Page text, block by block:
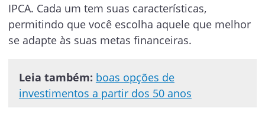
IPCA. Cada um tem suas características,
permitindo que você escolha aquele que melhor
se adapte às suas metas financeiras.
Leia também: boas opções de
investimentos a partir dos 50 anos